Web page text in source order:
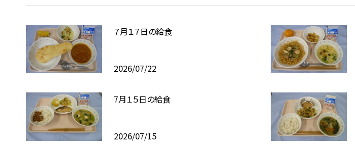
７月１７日の給食
2026/07/22
7月１５日の給食
2026/07/15